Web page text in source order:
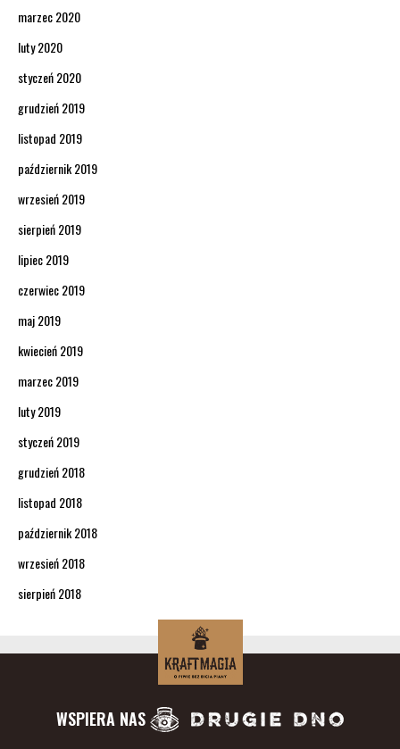
marzec 2020
luty 2020
styczeń 2020
grudzień 2019
listopad 2019
październik 2019
wrzesień 2019
sierpień 2019
lipiec 2019
czerwiec 2019
maj 2019
kwiecień 2019
marzec 2019
luty 2019
styczeń 2019
grudzień 2018
listopad 2018
październik 2018
wrzesień 2018
sierpień 2018
WSPIERA NAS